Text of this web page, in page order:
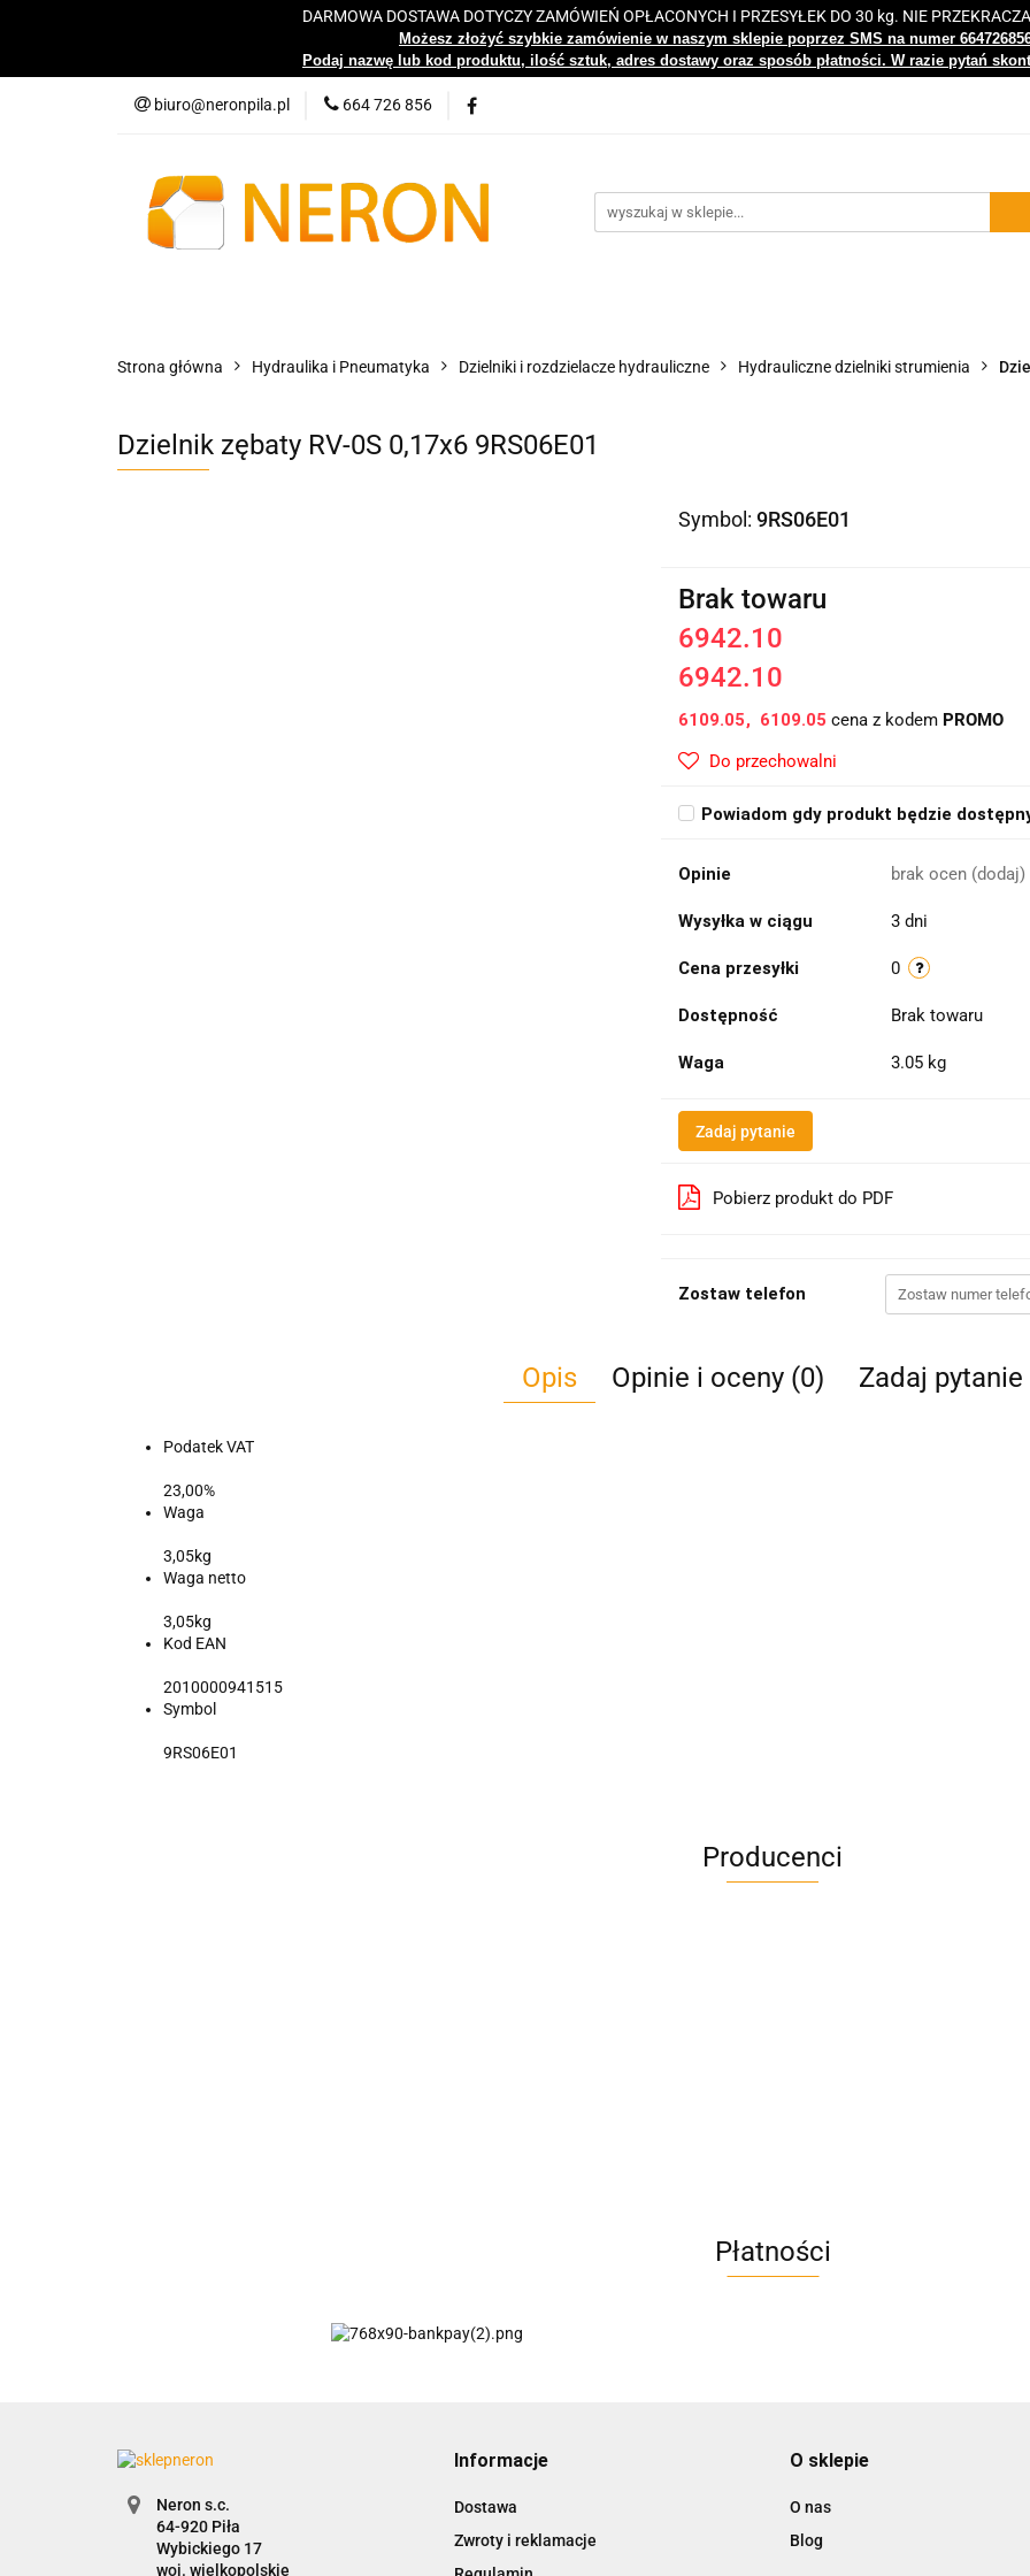
DARMOWA DOSTAWA DOTYCZY ZAMÓWIEŃ OPŁACONYCH I PRZESYŁEK DO 30 kg. NIE
Możesz złożyć szybkie zamówienie w naszym sklepie poprzez SMS na numer
Podaj nazwę lub kod produktu, ilość sztuk, adres dostawy oraz sposób płatności. W razie pytań
biuro@neronpila.pl 664 726 856
Katalogi Nowości Bestsellery Kontakt Centrum
Strona główna Hydraulika i Pneumatyka Dzielniki i rozdzielacze hydrauliczne Hydrauliczne dzielniki strumienia
Dzielnik zębaty RV-0S 0,17x6 9RS06E01
Symbol: 9RS06E01
Brak towaru
6942.10
6942.10
6109.05 6109.05 cena z kodem PROMO
Do przechowalni
Powiadom gdy produkt będzie
Opinie brak ocen (dodaj)
Wysyłka w ciągu 3 dni
Cena przesyłki 0
Dostępność Brak towaru
Waga 3.05 kg
Zadaj pytanie
Pobierz produkt do PDF
Zostaw telefon
Opis Opinie i oceny (0) Zadaj pytanie
Podatek VAT
23,00%
Waga
3,05kg
Waga netto
3,05kg
Kod EAN
2010000941515
Symbol
9RS06E01
Producenci
AC EasyLine
AIRTAC
Płatności
Neron s.c.
Wybickiego 17
woj. wielkopolskie
Informacje
Dostawa
Zwroty i reklamacje
O sklepie
O nas
Blog